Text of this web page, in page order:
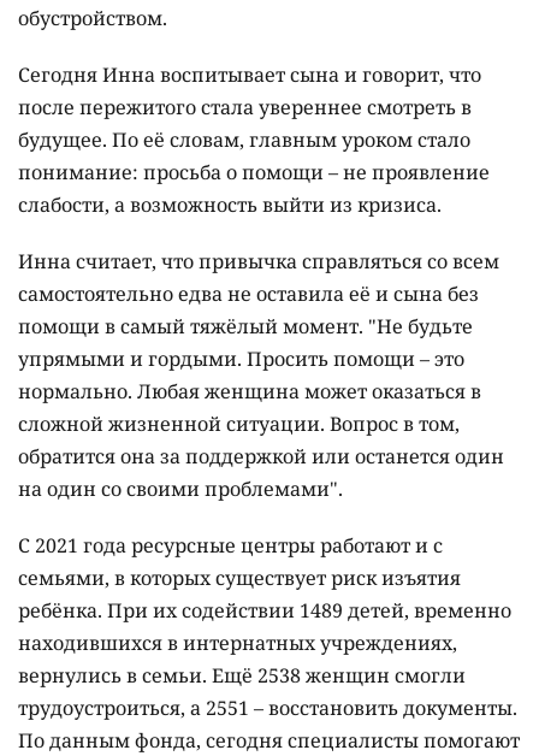
обустройством.
Сегодня Инна воспитывает сына и говорит, что
после пережитого стала увереннее смотреть в
будущее. По её словам, главным уроком стало
понимание: просьба о помощи – не проявление
слабости, а возможность выйти из кризиса.
Инна считает, что привычка справляться со всем
самостоятельно едва не оставила её и сына без
помощи в самый тяжёлый момент. "Не будьте
упрямыми и гордыми. Просить помощи – это
нормально. Любая женщина может оказаться в
сложной жизненной ситуации. Вопрос в том,
обратится она за поддержкой или останется один
на один со своими проблемами".
С 2021 года ресурсные центры работают и с
семьями, в которых существует риск изъятия
ребёнка. При их содействии 1489 детей, временно
находившихся в интернатных учреждениях,
вернулись в семьи. Ещё 2538 женщин смогли
трудоустроиться, а 2551 – восстановить документы.
По данным фонда, сегодня специалисты помогают